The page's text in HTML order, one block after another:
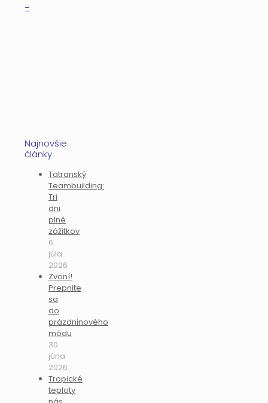
–
Najnovšie
články
Tatranský
Teambuilding:
Tri
dni
plné
zážitkov
6.
júla
2026
Zvoní!
Prepnite
sa
do
prázdninového
módu
30.
júna
2026
Tropické
teploty